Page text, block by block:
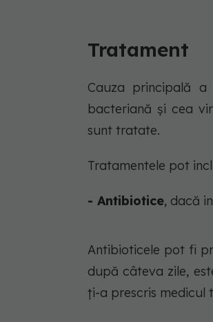
Tratament
Cauza principală
bacteriană și cea
sunt tratate.
Tratamentele pot
- Antibiotice, dacă
Antibioticele pot fi
după câteva zile,
ți-a prescris medicul